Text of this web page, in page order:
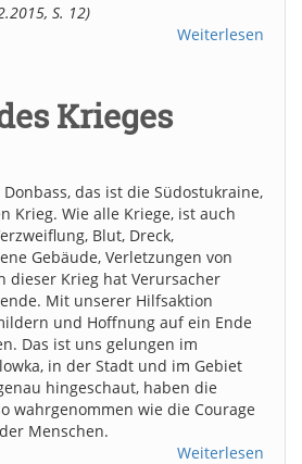
S. 12)
Weiterlesen
Krieges
das ist die Südostukraine,
Krieg. Wie alle Kriege, ist auch
Blut, Dreck,
Gebäude, Verletzungen von
dieser Krieg hat Verursacher
Mit unserer Hilfsaktion
und Hoffnung auf ein Ende
Das ist uns gelungen im
in der Stadt und im Gebiet
hingeschaut, haben die
wahrgenommen wie die Courage
Menschen.
Weiterlesen